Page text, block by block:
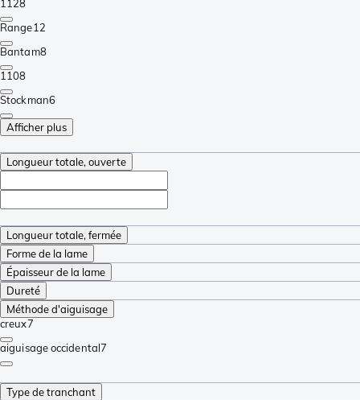
1128
Range12
Bantam8
1108
Stockman6
Afficher plus
Longueur totale, ouverte
Longueur totale, fermée
Forme de la lame
Épaisseur de la lame
Dureté
Méthode d'aiguisage
creux7
aiguisage occidental7
Type de tranchant